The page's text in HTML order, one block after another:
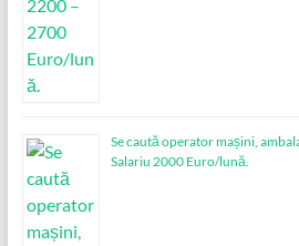
Se caută operator mașini,
Salariu 2000 Euro/lună.